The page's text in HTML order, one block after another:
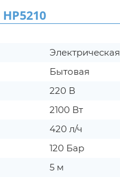
Электрическая
Бытовая
220 В
2100 Вт
420 л/ч
120 Бар
5 м